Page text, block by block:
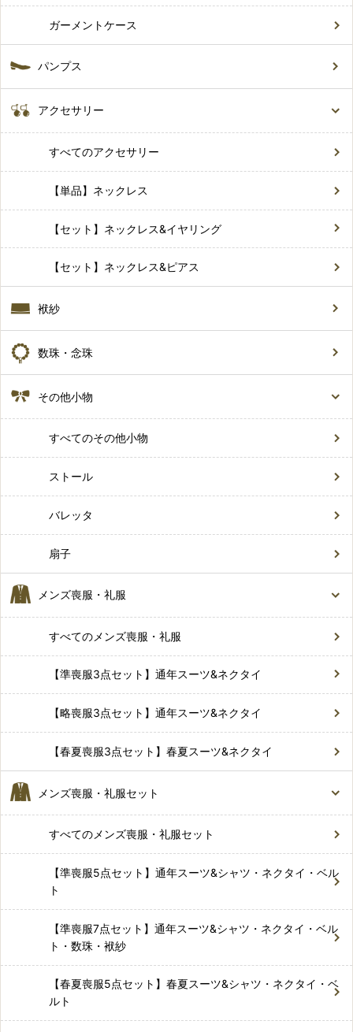
ガーメントケース
パンプス
アクセサリー
すべてのアクセサリー
【単品】ネックレス
【セット】ネックレス&イヤリング
【セット】ネックレス&ピアス
袱紗
数珠・念珠
その他小物
すべてのその他小物
ストール
バレッタ
扇子
メンズ喪服・礼服
すべてのメンズ喪服・礼服
【準喪服3点セット】通年スーツ&ネクタイ
【略喪服3点セット】通年スーツ&ネクタイ
【春夏喪服3点セット】春夏スーツ&ネクタイ
メンズ喪服・礼服セット
すべてのメンズ喪服・礼服セット
【準喪服5点セット】通年スーツ&シャツ・ネクタイ・ベル
ト
【準喪服7点セット】通年スーツ&シャツ・ネクタイ・ベル
ト・数珠・袱紗
【春夏喪服5点セット】春夏スーツ&シャツ・ネクタイ・ベ
ルト